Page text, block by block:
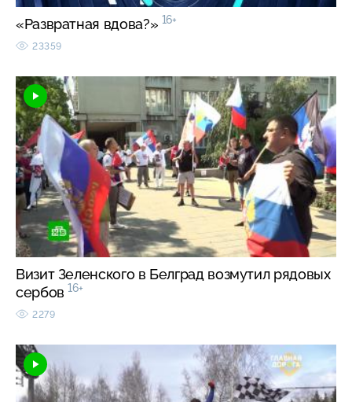
«Развратная вдова?» 16+
23359
Визит Зеленского в Белград возмутил рядовых
сербов 16+
2279